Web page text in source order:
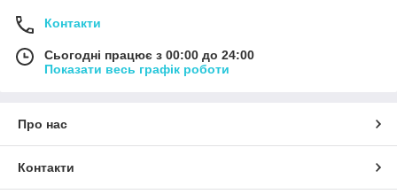
Контакти
Сьогодні працює з 00:00 до 24:00
Показати весь графік роботи
Про нас
Контакти